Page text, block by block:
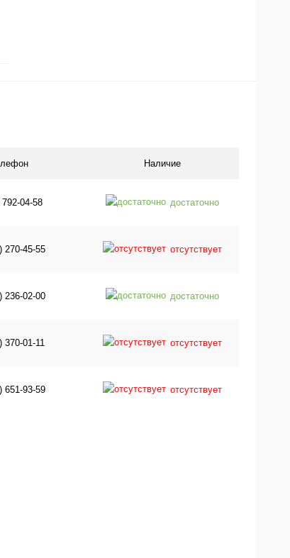
Наличие
04-58 достаточно
270-45-55 отсутствует
236-02-00 достаточно
370-01-11 отсутствует
651-93-59 отсутствует